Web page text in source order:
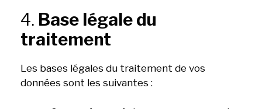
4. Base légale du
traitement
Les bases légales du traitement de vos
données sont les suivantes :